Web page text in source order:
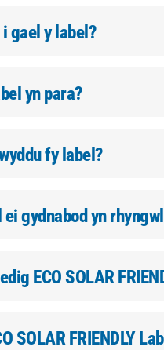
gael y label?
yn para?
fy label?
gydnabod yn
ECO SOLAR
SOLAR FRIENDLY